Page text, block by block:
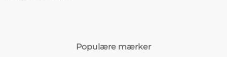
Populære mærker